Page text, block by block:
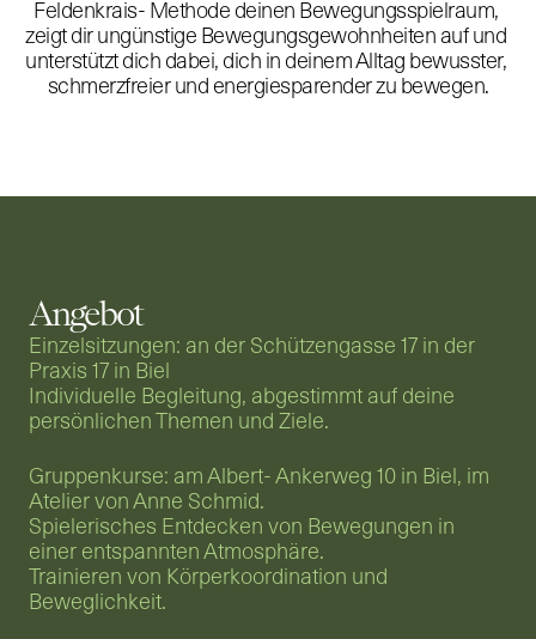
Feldenkrais- Methode deinen Bewegungsspielraum,
zeigt dir ungünstige Bewegungsgewohnheiten auf und
unterstützt dich dabei, dich in deinem Alltag bewusster,
schmerzfreier und energiesparender zu bewegen.
Angebot
Einzelsitzungen: an der Schützengasse 17 in der
Praxis 17 in Biel
Individuelle Begleitung, abgestimmt auf deine
persönlichen Themen und Ziele.
Gruppenkurse: am Albert- Ankerweg 10 in Biel, im
Atelier von Anne Schmid.
Spielerisches Entdecken von Bewegungen in
einer entspannten Atmosphäre.
Trainieren von Körperkoordination und
Beweglichkeit.